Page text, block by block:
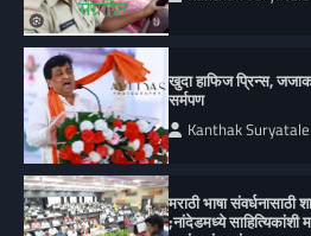
खुदा हाफिज प्रिन्स,
सर्मपण
Kanthak Suryatale
मराठी भाषा
;नांदेडमध्ये साहित्यिकांशी